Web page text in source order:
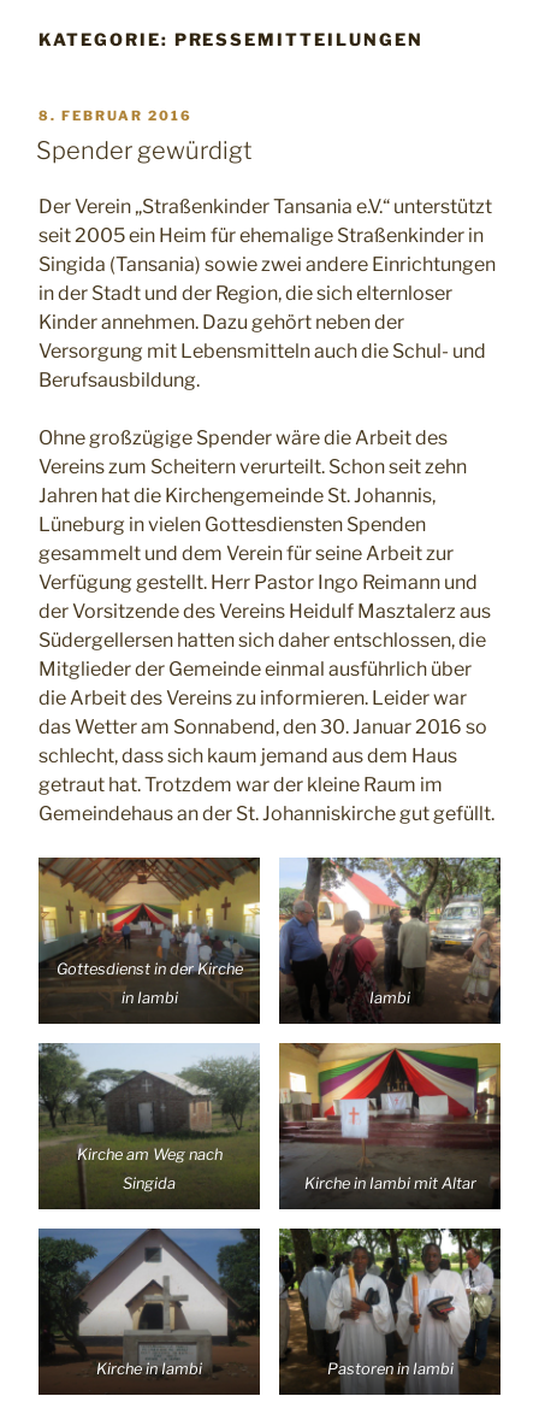
KATEGORIE: PRESSEMITTEILUNGEN
VERÖFFENTLICHT
AM
8. FEBRUAR 2016
Spender gewürdigt
Der Verein „Straßenkinder Tansania e.V.“ unterstützt
seit 2005 ein Heim für ehemalige Straßenkinder in
Singida (Tansania) sowie zwei andere Einrichtungen
in der Stadt und der Region, die sich elternloser
Kinder annehmen. Dazu gehört neben der
Versorgung mit Lebensmitteln auch die Schul- und
Berufsausbildung.
Ohne großzügige Spender wäre die Arbeit des
Vereins zum Scheitern verurteilt. Schon seit zehn
Jahren hat die Kirchengemeinde St. Johannis,
Lüneburg in vielen Gottesdiensten Spenden
gesammelt und dem Verein für seine Arbeit zur
Verfügung gestellt. Herr Pastor Ingo Reimann und
der Vorsitzende des Vereins Heidulf Masztalerz aus
Südergellersen hatten sich daher entschlossen, die
Mitglieder der Gemeinde einmal ausführlich über
die Arbeit des Vereins zu informieren. Leider war
das Wetter am Sonnabend, den 30. Januar 2016 so
schlecht, dass sich kaum jemand aus dem Haus
getraut hat. Trotzdem war der kleine Raum im
Gemeindehaus an der St. Johanniskirche gut gefüllt.
Gottesdienst in der Kirche
in Iambi
Iambi
Kirche am Weg nach
Singida
Kirche in Iambi mit Altar
Kirche in Iambi Pastoren in Iambi